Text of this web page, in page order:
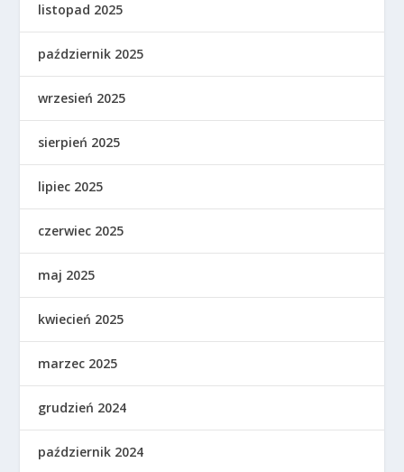
listopad 2025
październik 2025
wrzesień 2025
sierpień 2025
lipiec 2025
czerwiec 2025
maj 2025
kwiecień 2025
marzec 2025
grudzień 2024
październik 2024